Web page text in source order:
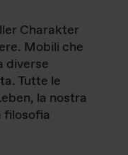
Charakter
Mobili che
diverse
Tutte le
la nostra
filosofia